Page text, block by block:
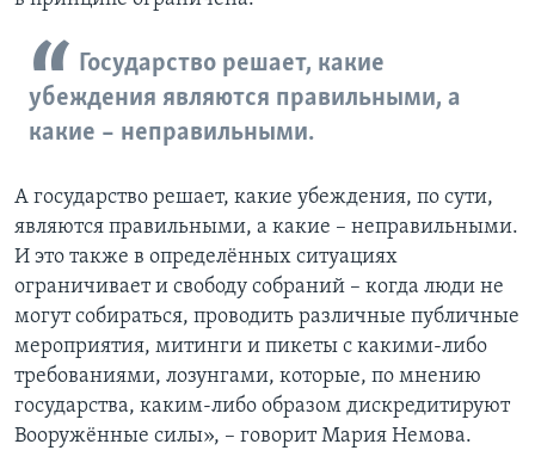
Государство решает, какие
убеждения являются правильными, а
какие – неправильными.
А государство решает, какие убеждения, по сути,
являются правильными, а какие – неправильными.
И это также в определённых ситуациях
ограничивает и свободу собраний – когда люди не
могут собираться, проводить различные публичные
мероприятия, митинги и пикеты с какими-либо
требованиями, лозунгами, которые, по мнению
государства, каким-либо образом дискредитируют
Вооружённые силы», – говорит Мария Немова.